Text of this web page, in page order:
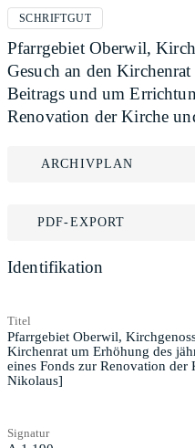
SCHRIFTGUT
Pfarrgebiet Oberwil,
Gesuch an den
Beitrags und um
Renovation der Kirche
ARCHIVPLAN
PDF-EXPORT
Identifikation
Titel
Pfarrgebiet Oberwil,
Kirchenrat um Erhöhung des
eines Fonds zur Renovation
Nikolaus]
Signatur